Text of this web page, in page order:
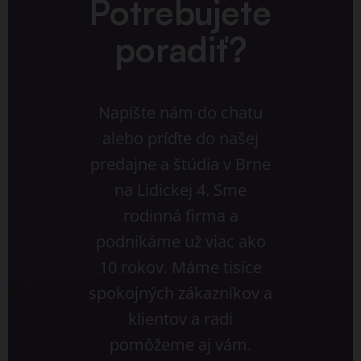
Potrebujete
poradiť?
Napíšte nám do chatu
alebo príďte do našej
predajne a štúdia v Brne
na Lidickej 4. Sme
rodinná firma a
podnikáme už viac ako
10 rokov. Máme tisíce
spokojných zákazníkov a
klientov a radi
pomôžeme aj vám.